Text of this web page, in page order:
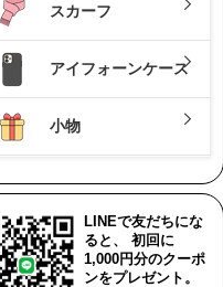
スカーフ
アイフォーンケース
小物
LINEで友だちにな
ると、 初回に
1,000円分のクーポ
ンをプレゼント。